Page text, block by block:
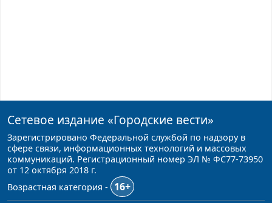
Сетевое издание «Городские вести»
Зарегистрировано Федеральной службой по надзору в
сфере связи, информационных технологий и массовых
коммуникаций. Регистрационный номер ЭЛ № ФС77-73950
от 12 октября 2018 г.
Возрастная категория -
16+